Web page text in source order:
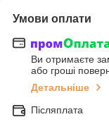
Умови оплати
Ви отримаєте
або гроші
Детальніше
Післяплата